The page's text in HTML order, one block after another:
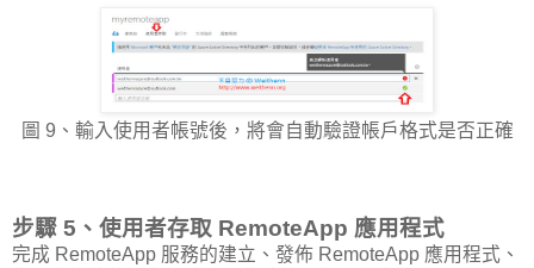
圖 9、輸入使用者帳號後，將會自動驗證帳戶格式是否正確
步驟 5、使用者存取 RemoteApp 應用程式
完成 RemoteApp 服務的建立、發佈 RemoteApp 應用程式、